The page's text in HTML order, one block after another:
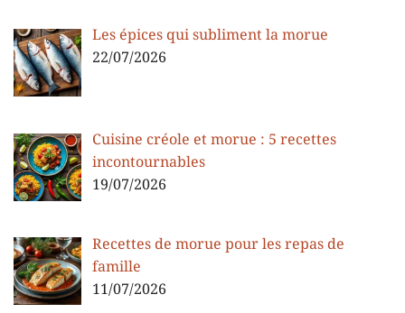
Les épices qui subliment la morue
22/07/2026
Cuisine créole et morue : 5 recettes
incontournables
19/07/2026
Recettes de morue pour les repas de
famille
11/07/2026